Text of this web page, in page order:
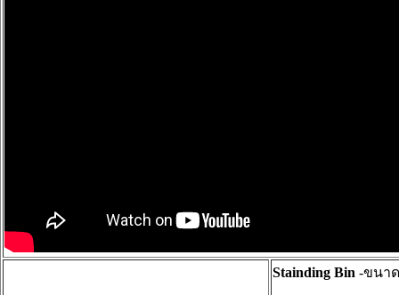
Stainding Bin -ขนา